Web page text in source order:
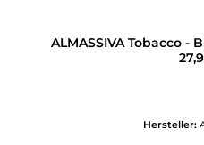
ALMASSIVA Tobacco -
Hersteller: